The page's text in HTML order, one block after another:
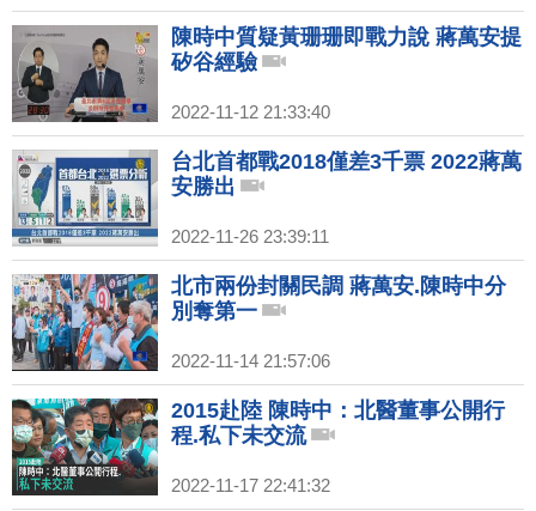
陳時中質疑黃珊珊即戰力說 蔣萬安提
矽谷經驗
2022-11-12 21:33:40
台北首都戰2018僅差3千票 2022蔣萬
安勝出
2022-11-26 23:39:11
北市兩份封關民調 蔣萬安.陳時中分
別奪第一
2022-11-14 21:57:06
2015赴陸 陳時中：北醫董事公開行
程.私下未交流
2022-11-17 22:41:32